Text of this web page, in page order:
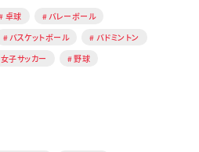
卓球
バレーボール
バスケットボール
バドミントン
女子サッカー
野球